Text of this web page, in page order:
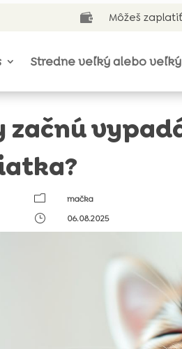
 Môžeš
Stredne veľký alebo
začnú
m
mačka
}
06.08.2025